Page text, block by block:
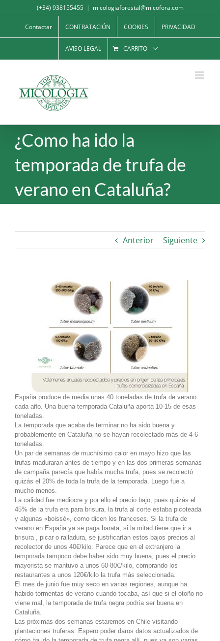
al
contenido
(+34) 938155455 | micologiaforestal@micofora.com
Contactar CONTRATACIÓN COOKIES PRIVACIDAD
AVISO LEGAL CARRITO
¿Como ha ido la
temporada de trufa de
verano en Cataluña?
Anterior Siguiente
España produce de media unas 40 toneladas de trufa de verano
cada año. Una buena temporada Cataluña aporta 10-15 de esas
toneladas.
La temporada que acaba de terminar no ha sido buena y
probablemente en Cataluña no se hayan recolectado más de 4-6
toneladas.
Un par de semanas de muchísimo calor en mayo hizo que las
trufas maduraran antes de tiempo y en las dos primeras semanas
de campaña parecía que había mucha trufa, pues se recolectó
quizás el 20% de toda la trufa de la temporada. Luego fue a
mucho menos.
La calidad fue mediocre y por ello el precio bajo, pues quizás el
45% de la trufa era para brisura, la trufa al corte estaba picoteada
y algunas «boissé», como dicen los franceses. Si la trufa de
verano en España ya se paga barata, si la mitad tiene que ir a
brisura , picar o ralladura, se justificarían estos bajos precios al
recolector de unos 40€/kilo. Parece que en el extranjero la
temporada tampoco debe haber sido muy buena, pues el precio
mayorista se mantuvo a unos 60-80€/kilo, comprando los
restaurantes a unos 120€/kilo la trufa más seleccionada.
El mes de junio fue muy seco en varias regiones, aunque ha
habido tormentas de verano cuando tocaba, así que si el otoño no
viene mal, la temporada de trufa negra podría ser buena en
Cataluña.
Las próximas dos semanas estaremos en Chile visitando
plantaciones truferas. Espero poder daros datos actualizados de